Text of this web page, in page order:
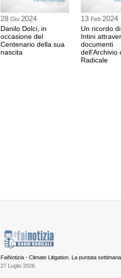
28 Giu 2024
Danilo Dolci, in
occasione del
Centenario della sua
nascita
13 Feb 2024
Un ricordo
Intini
documenti
dell'Archivio
Radicale
FaiNotizia - Climate Litigation. La puntata
27 Luglio 2026